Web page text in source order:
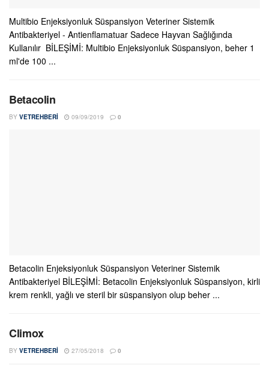
Multibio Enjeksiyonluk Süspansiyon Veteriner Sistemik
Antibakteriyel - Antienflamatuar Sadece Hayvan Sağlığında
Kullanılır BİLEŞİMİ: Multibio Enjeksiyonluk Süspansiyon, beher 1
ml'de 100 ...
Betacolin
BY VETREHBERI 09/09/2019 0
Betacolin Enjeksiyonluk Süspansiyon Veteriner Sistemik
Antibakteriyel BİLEŞİMİ: Betacolin Enjeksiyonluk Süspansiyon, kirli
krem renkli, yağlı ve steril bir süspansiyon olup beher ...
Climox
BY VETREHBERI 27/05/2018 0